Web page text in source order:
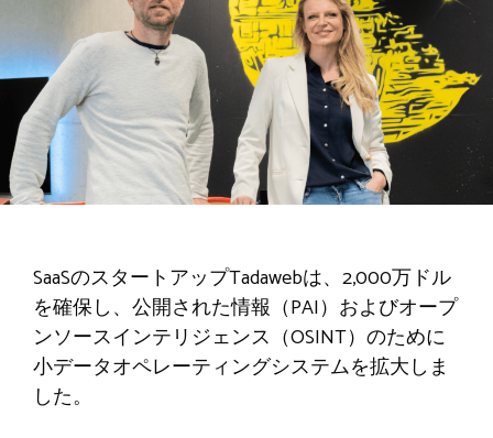
SaaSのスタートアップTadawebは、2,000万ドル
を確保し、公開された情報（PAI）およびオープ
ンソースインテリジェンス（OSINT）のために
小データオペレーティングシステムを拡大しま
した。